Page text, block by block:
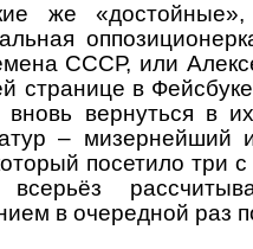
же
СССР, или
странице в
вернуться в
– мизернейший
посетило три
в очередной раз